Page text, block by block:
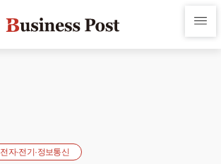
전자·전기·정보통신